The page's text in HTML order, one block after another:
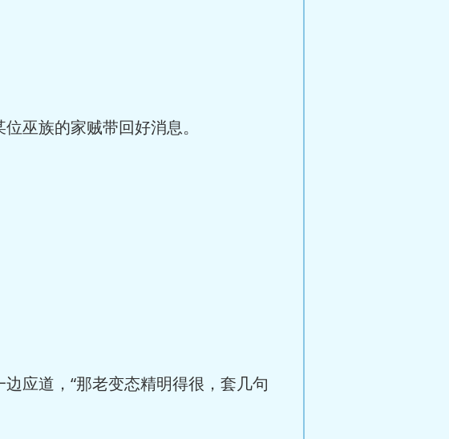
巫族的家贼带回好消息。
应道，“那老变态精明得很，套几句